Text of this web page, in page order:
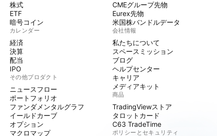
株式
ETF
暗号コイン
カレンダー
経済
決算
配当
IPO
その他プロダクト
ニュースフロー
ポートフォリオ
ファンダメンタルグラフ
イールドカーブ
オプション
マクロマップ
CMEグループ先物
Eurex先物
米国株バンドルデータ
会社情報
私たちについて
スペースミッション
ブログ
ヘルプセンター
キャリア
メディアキット
商品
TradingViewストア
タロットカード
C63 TradeTime
ポリシーとセキュリティ